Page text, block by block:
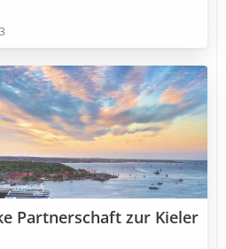
Partnerschaft zur Kieler